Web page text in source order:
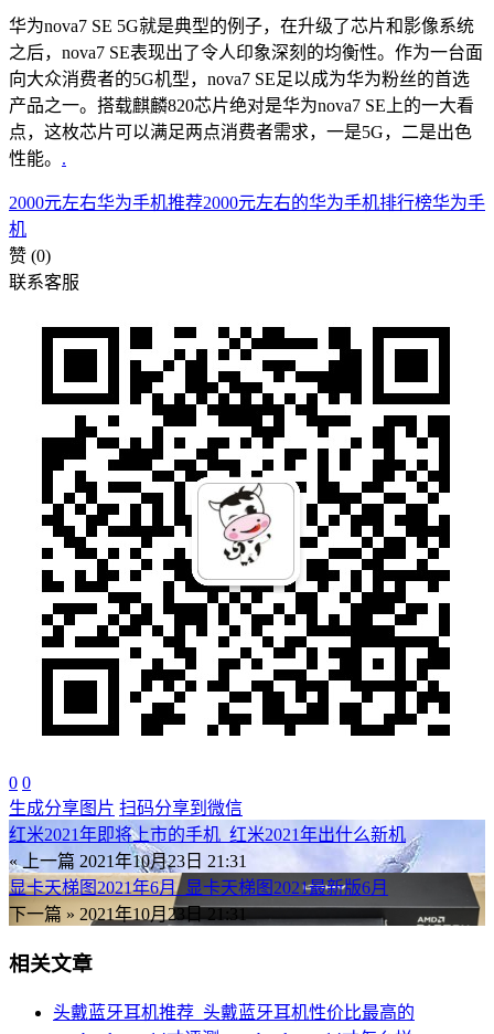
华为nova7 SE 5G就是典型的例子，在升级了芯片和影像系统
之后，nova7 SE表现出了令人印象深刻的均衡性。作为一台面
向大众消费者的5G机型，nova7 SE足以成为华为粉丝的首选
产品之一。搭载麒麟820芯片绝对是华为nova7 SE上的一大看
点，这枚芯片可以满足两点消费者需求，一是5G，二是出色
性能。 .
2000元左右华为手机推荐2000元左右的华为手机排行榜华为手
机
赞 (0)
联系客服
0 0
生成分享图片 扫码分享到微信
红米2021年即将上市的手机_红米2021年出什么新机
« 上一篇 2021年10月23日 21:31
显卡天梯图2021年6月_显卡天梯图2021最新版6月
下一篇 » 2021年10月23日 21:31
相关文章
头戴蓝牙耳机推荐_头戴蓝牙耳机性价比最高的